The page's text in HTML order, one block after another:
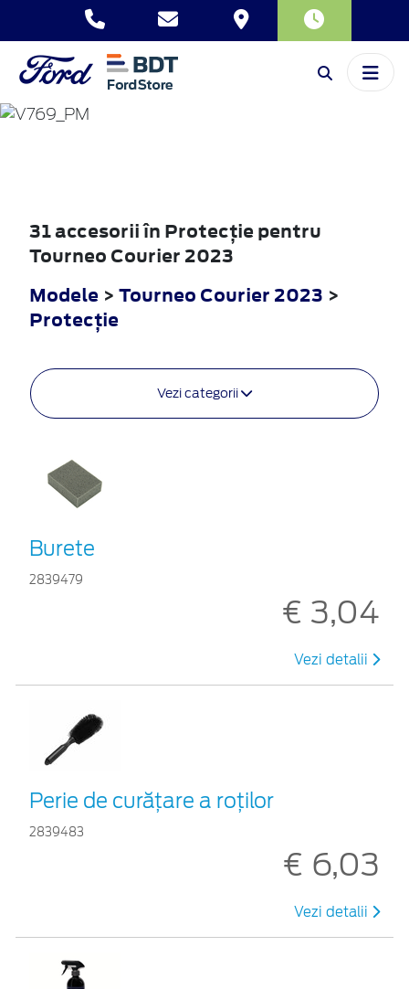
TOURNEO
COURIER
31 accesorii în Protecţie pentru
Tourneo Courier 2023
Modele > Tourneo Courier 2023 >
Protecţie
Vezi categorii
Burete
2839479
€ 3,04
Vezi detalii
Perie de curățare a roților
2839483
€ 6,03
Vezi detalii